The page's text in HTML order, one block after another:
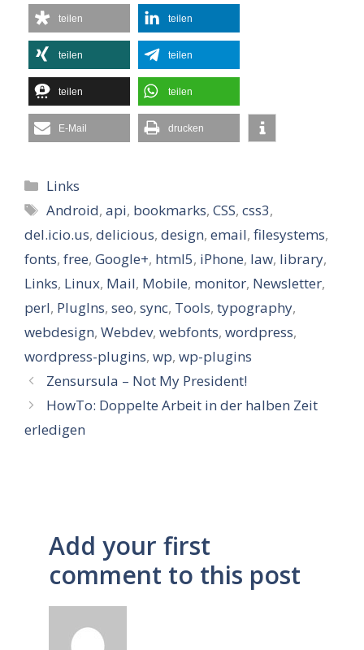
teilen teilen
teilen teilen
teilen teilen
E-Mail drucken
Kategorien
Links
Schlagwörter
Android,api, bookmarks,CSS,css3,
del.icio.us, delicious, design, email, filesystems,
fonts, free, Google+, html5, iPhone, law, library,
Links, Linux, Mail, Mobile, monitor, Newsletter,
perl, PlugIns, seo, sync, Tools, typography,
webdesign, Webdev, webfonts, wordpress,
wordpress-plugins, wp, wp-plugins
Zensursula – Not My President!
HowTo: Doppelte Arbeit in der halben Zeit
erledigen
Add your first
comment to this post